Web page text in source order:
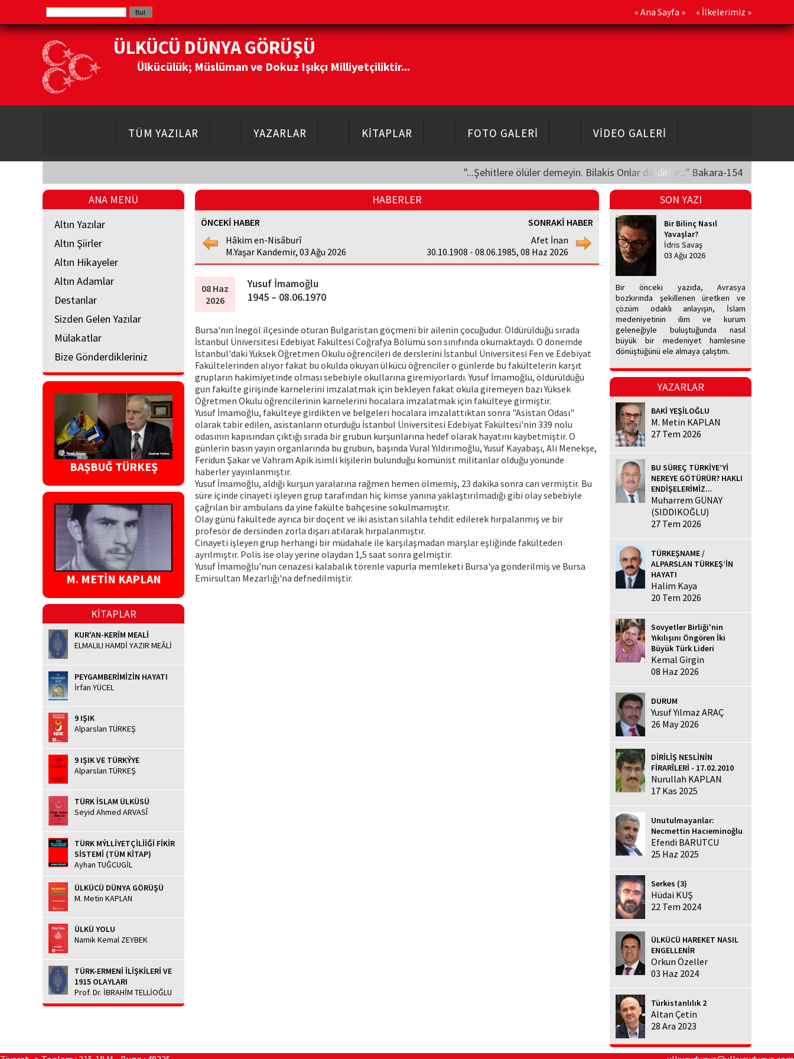
« Ana Sayfa » « İlkelerimiz »
ÜLKÜCÜ DÜNYA GÖRÜŞÜ
Ülkücülük; Müslüman ve Dokuz Işıkçı Milliyetçiliktir...
TÜM YAZILAR YAZARLAR KİTAPLAR FOTO GALERİ VİDEO GALERİ
"...Şehitlere ölüler demeyin. Bilakis Onlar diridirler..." Bakara-154
ANA MENÜ
Altın Yazılar
Altın Şiirler
Altın Hikayeler
Altın Adamlar
Destanlar
Sizden Gelen Yazılar
Mülakatlar
Bize Gönderdikleriniz
BAŞBUĞ TÜRKEŞ
M. METİN KAPLAN
KİTAPLAR
KUR'AN-KERİM MEALİ
ELMALILI HAMDİ YAZIR MEÂLİ
PEYGAMBERİMİZİN HAYATI
İrfan YÜCEL
9 IŞIK
Alparslan TÜRKEŞ
9 IŞIK VE TÜRKÝYE
Alparslan TÜRKEŞ
TÜRK İSLAM ÜLKÜSÜ
Seyid Ahmed ARVASÎ
TÜRK MÝLLİYETÇİLİİĞİ FİKİR
SİSTEMİ (TÜM KİTAP)
Ayhan TUĞCUGİL
ÜLKÜCÜ DÜNYA GÖRÜŞÜ
M. Metin KAPLAN
ÜLKÜ YOLU
Namık Kemal ZEYBEK
TÜRK-ERMENİ İLİŞKİLERİ VE
1915 OLAYLARI
Prof. Dr. İBRAHİM TELLİOĞLU
HABERLER
ÖNCEKİ HABER
Hâkim en-Nisâburî
M.Yaşar Kandemir, 03 Ağu 2026
SONRAKİ HABER
Afet İnan
30.10.1908 - 08.06.1985, 08 Haz 2026
08 Haz
2026
Yusuf İmamoğlu
1945 – 08.06.1970
Bursa'nın İnegöl ilçesinde oturan Bulgaristan göçmeni bir ailenin çocuğudur. Öldürüldüğü sırada
İstanbul Üniversitesi Edebiyat Fakültesi Coğrafya Bölümü son sınıfında okumaktaydı. O dönemde
İstanbul'daki Yüksek Öğretmen Okulu öğrencileri de derslerini İstanbul Üniversitesi Fen ve Edebiyat
Fakültelerinden alıyor fakat bu okulda okuyan ülkücü öğrenciler o günlerde bu fakültelerin karşıt
grupların hakimiyetinde olması sebebiyle okullarına giremiyorlardı. Yusuf İmamoğlu, öldürüldüğü
gün fakülte girişinde karnelerini imzalatmak için bekleyen fakat okula giremeyen bazı Yüksek
Öğretmen Okulu öğrencilerinin karnelerini hocalara imzalatmak için fakülteye girmiştir.
Yusuf İmamoğlu, fakülteye girdikten ve belgeleri hocalara imzalattıktan sonra "Asistan Odası"
olarak tabir edilen, asistanların oturduğu İstanbul Üniversitesi Edebiyat Fakültesi'nin 339 nolu
odasının kapısından çıktığı sırada bir grubun kurşunlarına hedef olarak hayatını kaybetmiştir. O
günlerin basın yayın organlarında bu grubun, başında Vural Yıldırımoğlu, Yusuf Kayabaşı, Ali Menekşe,
Feridun Şakar ve Vahram Apik isimli kişilerin bulunduğu komünist militanlar olduğu yönünde
haberler yayınlanmıştır.
Yusuf İmamoğlu, aldığı kurşun yaralarına rağmen hemen ölmemiş, 23 dakika sonra can vermiştir. Bu
süre içinde cinayeti işleyen grup tarafından hiç kimse yanına yaklaştırılmadığı gibi olay sebebiyle
çağrılan bir ambulans da yine fakülte bahçesine sokulmamıştır.
Olay günü fakültede ayrıca bir doçent ve iki asistan silahla tehdit edilerek hırpalanmış ve bir
profesör de dersinden zorla dışarı atılarak hırpalanmıştır.
Cinayeti işleyen grup herhangi bir müdahale ile karşılaşmadan marşlar eşliğinde fakülteden
ayrılmıştır. Polis ise olay yerine olaydan 1,5 saat sonra gelmiştir.
Yusuf İmamoğlu'nun cenazesi kalabalık törenle vapurla memleketi Bursa'ya gönderilmiş ve Bursa
Emirsultan Mezarlığı'na defnedilmiştir.
SON YAZI
Bir Bilinç Nasıl
Yavaşlar?
İdris Savaş
03 Ağu 2026
Bir önceki yazıda, Avrasya
bozkırında şekillenen üretken ve
çözüm odaklı anlayışın, İslam
medeniyetinin ilim ve kurum
geleneğiyle buluştuğunda nasıl
büyük bir medeniyet hamlesine
dönüştüğünü ele almaya çalıştım.
YAZARLAR
BAKİ YEŞİLOĞLU
M. Metin KAPLAN
27 Tem 2026
BU SÜREÇ TÜRKİYE’Yİ
NEREYE GÖTÜRÜR? HAKLI
ENDİŞELERİMİZ...
Muharrem GÜNAY
(SIDDIKOĞLU)
27 Tem 2026
TÜRKEŞNAME /
ALPARSLAN TÜRKEŞ’İN
HAYATI
Halim Kaya
20 Tem 2026
Sovyetler Birliği'nin
Yıkılışını Öngören İki
Büyük Türk Lideri
Kemal Girgin
08 Haz 2026
DURUM
Yusuf Yılmaz ARAÇ
26 May 2026
DİRİLİŞ NESLİNİN
FİRARÎLERİ - 17.02.2010
Nurullah KAPLAN
17 Kas 2025
Unutulmayanlar:
Necmettin Hacıeminoğlu
Efendi BARUTCU
25 Haz 2025
Serkes (3)
Hüdai KUŞ
22 Tem 2024
ÜLKÜCÜ HAREKET NASIL
ENGELLENİR
Orkun Özeller
03 Haz 2024
Türkistanlılık 2
Altan Çetin
28 Ara 2023